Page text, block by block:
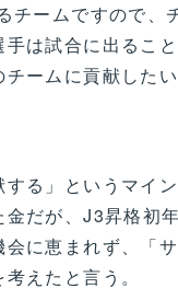
チームですので、
は試合に出るこ
チームに貢献した
る」というマイ
金だが、J3昇格初
に恵まれず、「
えたと言う。